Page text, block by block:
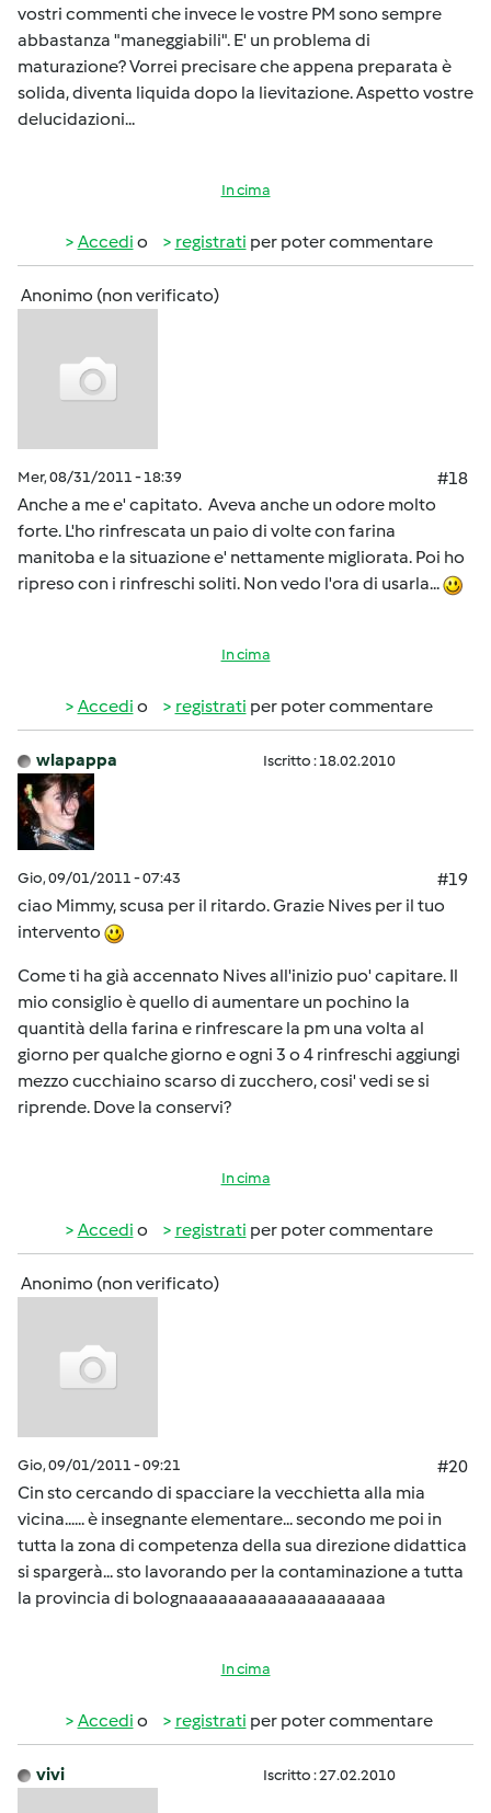
vostri commenti che invece le vostre PM sono sempre
abbastanza "maneggiabili". E' un problema di
maturazione? Vorrei precisare che appena preparata è
solida, diventa liquida dopo la lievitazione. Aspetto vostre
delucidazioni...
In cima
Accedi o registrati per poter commentare
Anonimo (non verificato)
Mer, 08/31/2011 - 18:39
#18
Anche a me e' capitato. Aveva anche un odore molto
forte. L'ho rinfrescata un paio di volte con farina
manitoba e la situazione e' nettamente migliorata. Poi ho
ripreso con i rinfreschi soliti. Non vedo l'ora di usarla...
In cima
Accedi o registrati per poter commentare
wlapappa Iscritto : 18.02.2010
Gio, 09/01/2011 - 07:43
#19
ciao Mimmy, scusa per il ritardo. Grazie Nives per il tuo
intervento
Come ti ha già accennato Nives all'inizio puo' capitare. Il
mio consiglio è quello di aumentare un pochino la
quantità della farina e rinfrescare la pm una volta al
giorno per qualche giorno e ogni 3 o 4 rinfreschi aggiungi
mezzo cucchiaino scarso di zucchero, cosi' vedi se si
riprende. Dove la conservi?
In cima
Accedi o registrati per poter commentare
Anonimo (non verificato)
Gio, 09/01/2011 - 09:21
#20
Cin sto cercando di spacciare la vecchietta alla mia
vicina...... è insegnante elementare... secondo me poi in
tutta la zona di competenza della sua direzione didattica
si spargerà... sto lavorando per la contaminazione a tutta
la provincia di bolognaaaaaaaaaaaaaaaaaaaa
In cima
Accedi o registrati per poter commentare
vivi Iscritto : 27.02.2010